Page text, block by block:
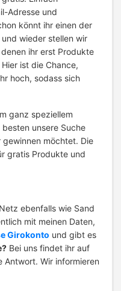
Adresse und
könnt ihr einen der
wieder stellen wir
ihr erst Produkte
ist die Chance,
hoch, sodass sich
ganz speziellem
unsere Suche
möchtet. Die
gratis Produkte und
ebenfalls wie Sand
mit meinen Daten,
Girokonto und gibt es
Bei uns findet ihr auf
Antwort. Wir informieren